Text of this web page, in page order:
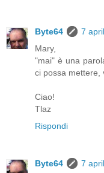
Byte64
7
Mary,
"mai" è una
ci possa mettere,
Ciao!
Tlaz
Rispondi
Byte64
7